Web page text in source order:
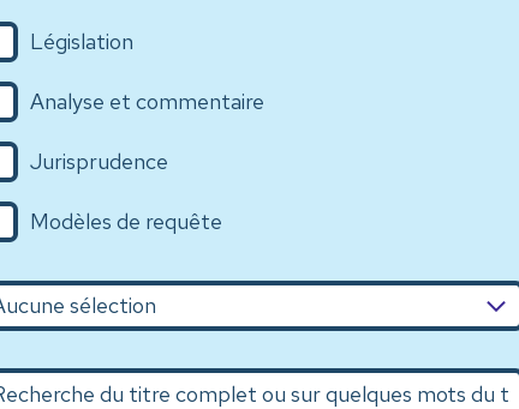
Législation
Analyse et commentaire
Jurisprudence
Modèles de requête
du titre complet ou sur quelques mots du